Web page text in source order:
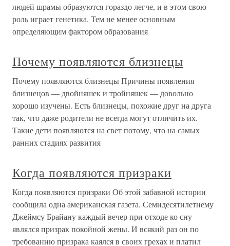
людей шрамы образуются гораздо легче, и в этом свою
роль играет генетика. Тем не менее основным
определяющим фактором образования
Почему появляются близнецы
Почему появляются близнецы Причины появления
близнецов — двойняшек и тройняшек — довольно
хорошо изучены. Есть близнецы, похожие друг на друга
так, что даже родители не всегда могут отличить их.
Такие дети появляются на свет потому, что на самых
ранних стадиях развития
Когда появляются призраки
Когда появляются призраки Об этой забавной истории
сообщила одна американская газета. Семидесятилетнему
Джеймсу Брайану каждый вечер при отходе ко сну
являлся призрак покойной жены. И всякий раз он по
требованию призрака каялся в своих грехах и платил